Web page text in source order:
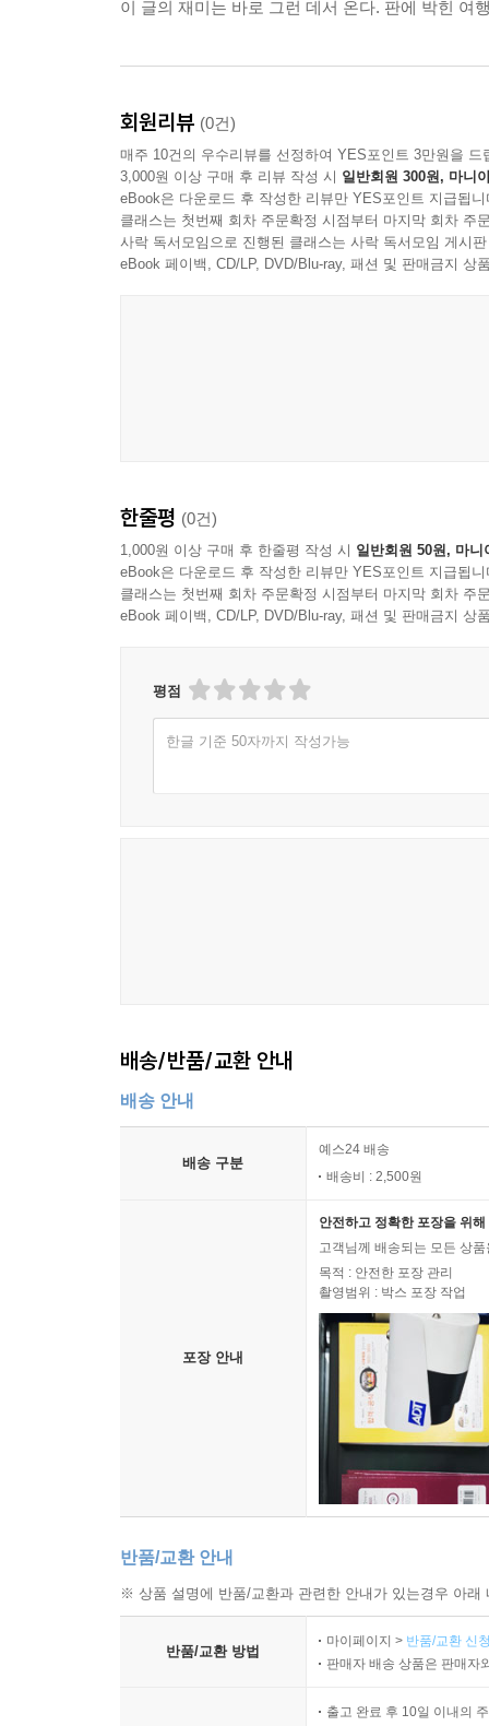
09. 교하고성과 카레즈 지하수로
01. 베를린의 동서 장벽
02. 베를린 박물관의 네퍼티티 여왕 흉상
03. 베를린 시내 관광
04. 베를린의 운트 덴 린덴 거리
05. 포츠담 마을의 포츠담 회담
06. 엘베강
15. 프라하의 봄
16. 프라하의 Wencestas 광장
인도
03. 마하트마 간디의 순교지
04. 인도 수도 델리의 시크교 사원
05. 델리 관광
16. 성스러운 도시 바라나시 1
01. 파나마운하의 역사 1
에콰도르
02. 에콰도르의 수도 키토 관광
03. 적도 기념비와 Pululahua 분화구
02. 열대우림의 동물
03. 정글의 원주민 마을
01. 찰스 다윈의 섬, 갈라파고스
이 글의 재미는 바로 그런 데서 온다. 판에 박힌 여
회원리뷰 (0건)
매주 10건의 우수리뷰를 선정하여 YES포인트 3만원을 드
3,000원 이상 구매 후 리뷰 작성 시 일반회원 300원, 마니
eBook은 다운로드 후 작성한 리뷰만 YES포인트 지급됩니
클래스는 첫번째 회차 주문확정 시점부터 마지막 회차 주
사락 독서모임으로 진행된 클래스는 사락 독서모임 게시
eBook 페이백, CD/LP, DVD/Blu-ray, 패션 및 판매금지 상
한줄평 (0건)
1,000원 이상 구매 후 한줄평 작성 시 일반회원 50원, 마니
eBook은 다운로드 후 작성한 리뷰만 YES포인트 지급됩니
클래스는 첫번째 회차 주문확정 시점부터 마지막 회차 주
eBook 페이백, CD/LP, DVD/Blu-ray, 패션 및 판매금지 상
평점
한글 기준 50자까지 작성가능
배송/반품/교환 안내
배송 안내
배송 구분
예스24 배송
배송비 : 2,500원
포장 안내
안전하고 정확한 포장을 위
고객님께 배송되는 모든 상
목적 : 안전한 포장 관리
촬영범위 : 박스 포장 작업
반품/교환 안내
※ 상품 설명에 반품/교환과 관련한 안내가 있는경우 아
반품/교환 방법
마이페이지 > 반품/교환 신
판매자 배송 상품은 판매자
출고 완료 후 10일 이내의